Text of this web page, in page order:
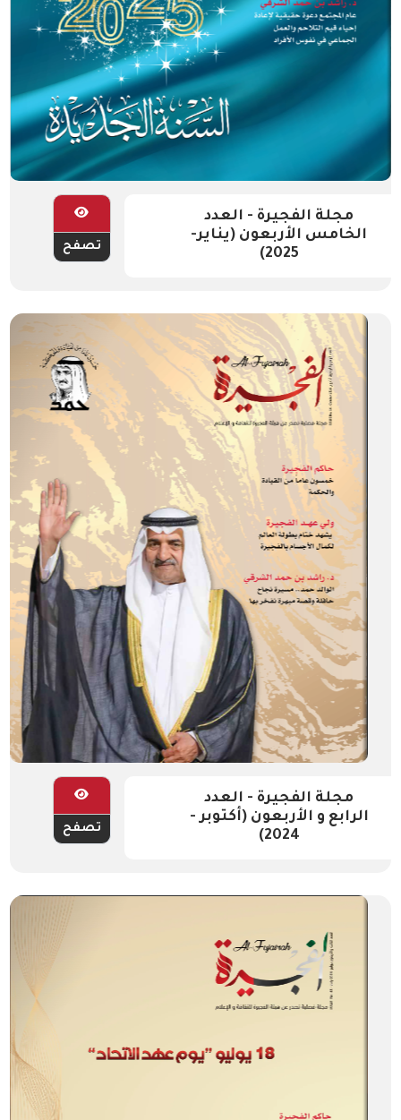
مجلة الفجيرة - العدد
الخامس الأربعون (يناير-
2025)
تصفح
مجلة الفجيرة - العدد
الرابع و الأربعون (أكتوبر -
2024)
تصفح